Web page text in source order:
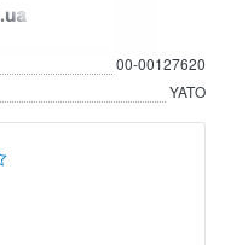
00-00127620
YATO